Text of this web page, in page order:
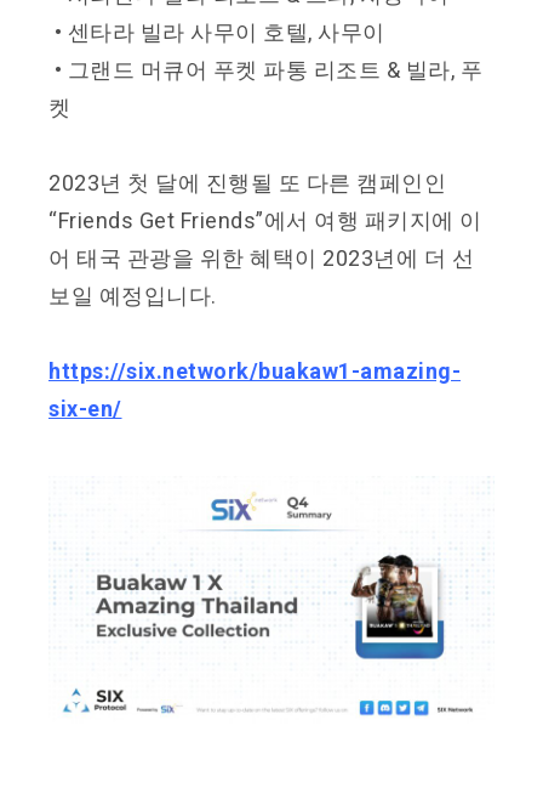
• 센타라 빌라 사무이 호텔, 사무이
• 그랜드 머큐어 푸켓 파통 리조트 & 빌라, 푸
켓
2023년 첫 달에 진행될 또 다른 캠페인인
“Friends Get Friends”에서 여행 패키지에 이
어 태국 관광을 위한 혜택이 2023년에 더 선
보일 예정입니다.
https://six.network/buakaw1-amazing-
six-en/